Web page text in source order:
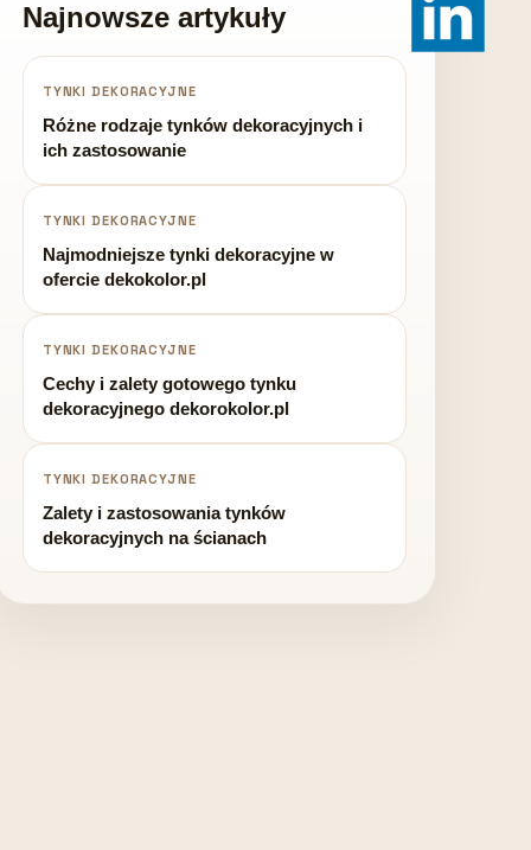
Najnowsze artykuły
TYNKI DEKORACYJNE
Różne rodzaje tynków dekoracyjnych i
ich zastosowanie
TYNKI DEKORACYJNE
Najmodniejsze tynki dekoracyjne w
ofercie dekokolor.pl
TYNKI DEKORACYJNE
Cechy i zalety gotowego tynku
dekoracyjnego dekorokolor.pl
TYNKI DEKORACYJNE
Zalety i zastosowania tynków
dekoracyjnych na ścianach